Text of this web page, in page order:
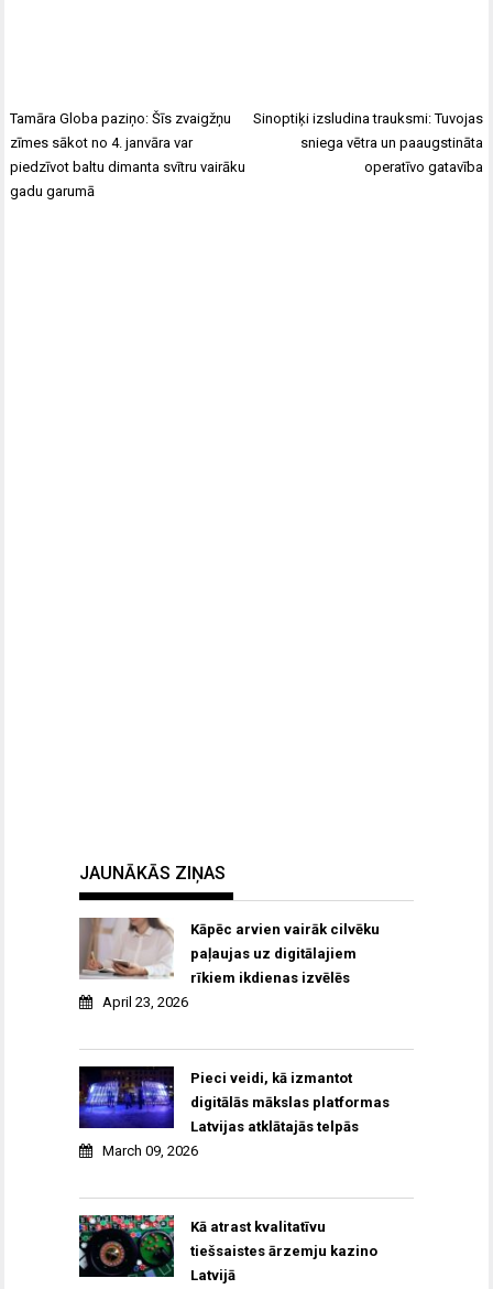
Tamāra Globa paziņo: Šīs zvaigžņu
zīmes sākot no 4. janvāra var
piedzīvot baltu dimanta svītru vairāku
gadu garumā
Sinoptiķi izsludina trauksmi: Tuvojas
sniega vētra un paaugstināta
operatīvo gatavība
JAUNĀKĀS ZIŅAS
Kāpēc arvien vairāk cilvēku
paļaujas uz digitālajiem
rīkiem ikdienas izvēlēs
April 23, 2026
Pieci veidi, kā izmantot
digitālās mākslas platformas
Latvijas atklātajās telpās
March 09, 2026
Kā atrast kvalitatīvu
tiešsaistes ārzemju kazino
Latvijā